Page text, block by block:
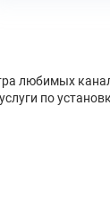
любимых
по